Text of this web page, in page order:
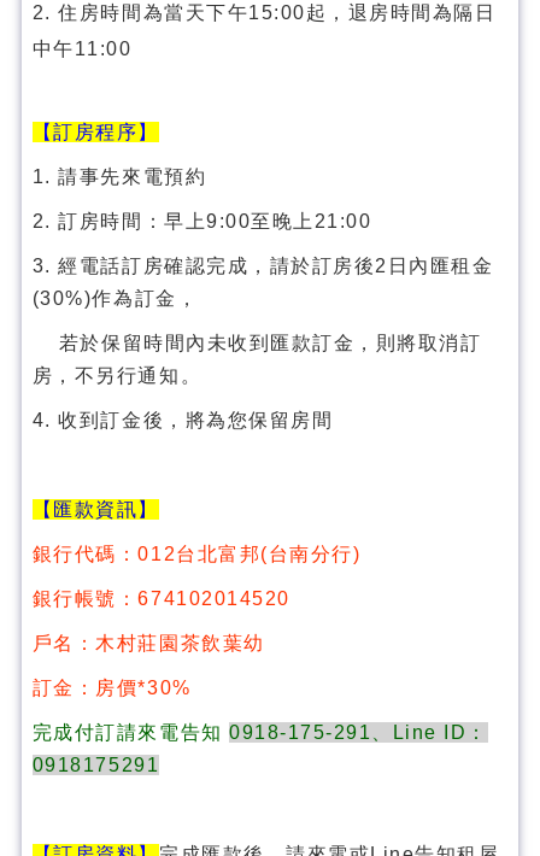
2. 住房時間為當天下午15:00起，退房時間為隔日
中午11:00
【訂房程序】
1. 請事先來電預約
2. 訂房時間：早上9:00至晚上21:00
3. 經電話訂房確認完成，請於訂房後2日內匯租金
(30%)作為訂金，
若於保留時間內未收到匯款訂金，則將取消訂
房，不另行通知。
4. 收到訂金後，將為您保留房間
【匯款資訊】
銀行代碼：012台北富邦(台南分行)
銀行帳號：674102014520
戶名：木村莊園茶飲葉幼
訂金：房價*30%
完成付訂請來電告知0918-175-291、Line ID：
0918175291